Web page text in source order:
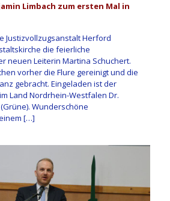
Limbach zum ersten Mal in
Justizvollzugsanstalt Herford
die feierliche
neuen Leiterin Martina Schuchert.
vorher die Flure gereinigt und die
gebracht. Eingeladen ist der
Land Nordrhein-Westfalen Dr.
Wunderschöne
[…]